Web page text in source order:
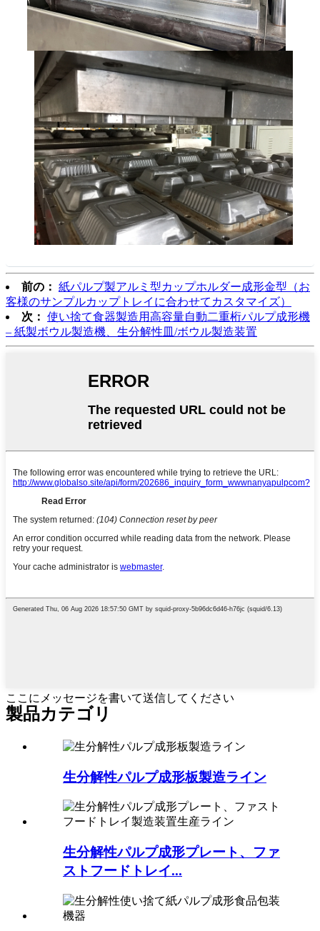
前の： 紙パルプ製アルミ型カップホルダー成形金型（お
客様のサンプルカップトレイに合わせてカスタマイズ）
次： 使い捨て食器製造用高容量自動二重桁パルプ成形機
– 紙製ボウル製造機、生分解性皿/ボウル製造装置
ここにメッセージを書いて送信してください
製品カテゴリ
生分解性パルプ成形板製造ライン
生分解性パルプ成形プレート、ファ
ストフードトレイ...